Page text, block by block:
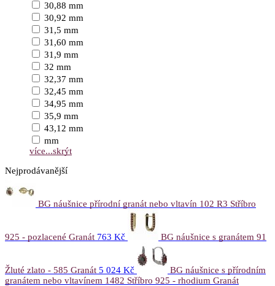
30,88 mm
30,92 mm
31,5 mm
31,60 mm
31,9 mm
32 mm
32,37 mm
32,45 mm
34,95 mm
35,9 mm
43,12 mm
mm
více...skrýt
Nejprodávanější
BG náušnice přírodní granát nebo vltavín 102 R3 Stříbro
925 - pozlacené Granát 763 Kč BG náušnice s granátem 91
Žluté zlato - 585 Granát 5 024 Kč
BG náušnice s přírodním
granátem nebo vltavínem 1482 Stříbro 925 - rhodium Granát